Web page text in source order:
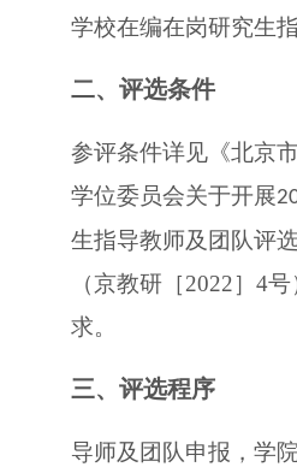
学校在编在岗研究生指
二、 评选条件
参评条件详见《北京
学位委员会关于开展
生指导教师及团 队评
（京教研［2022］4
求。
三、 评选程序
导师及团队申报，学